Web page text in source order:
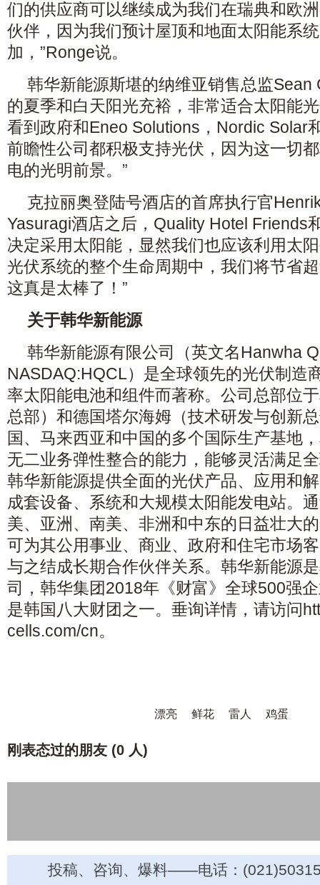
们的供应商可以继续成为我们在瑞典和欧
伙伴，因为我们预计屋顶和地面太阳能系
加，”Ronge说。
韩华新能源斯堪的纳维亚销售总监Sean
的夏季和白天阳光充裕，非常适合太阳能
看到政府和Eneo Solutions，Nordic Solar
前瞻性公司都积极支持光伏，因为这一切
电的光明前景。”
克拉丽奥登陆号酒店的首席执行官
Yasuragi酒店之后，Quality Hotel Friends
决定采用太阳能，显然我们也应该利用太
光伏系统的整个生命周期中，我们将节省
这真是太棒了！”
关于韩华新能源
韩华新能源有限公司（英文名Hanwha
NASDAQ:HQCL）是全球领先的光伏制造
率太阳能电池和组件而著称。公司总部位
总部）和德国塔尔海姆（技术研发与创新
国、马来西亚和中国的多个国际生产基地
无二业务弹性整合的能力，能够灵活满足
韩华新能源提供全面的光伏产品、应用和
成套设备、系统和大规模太阳能发电站。
美、亚洲、南美、非洲和中东的日益壮大
可为其公用事业、商业、政府和住宅市场
与之结成长期合作伙伴关系。韩华新能源
司，韩华集团2018年《财富》全球500强
是韩国八大财团之一。垂询详情，请访问
cells.com/cn。
漂亮 鲜花 雷人 鸡蛋
刚表态过的朋友 (0 人)
投稿、咨询、爆料——电话：